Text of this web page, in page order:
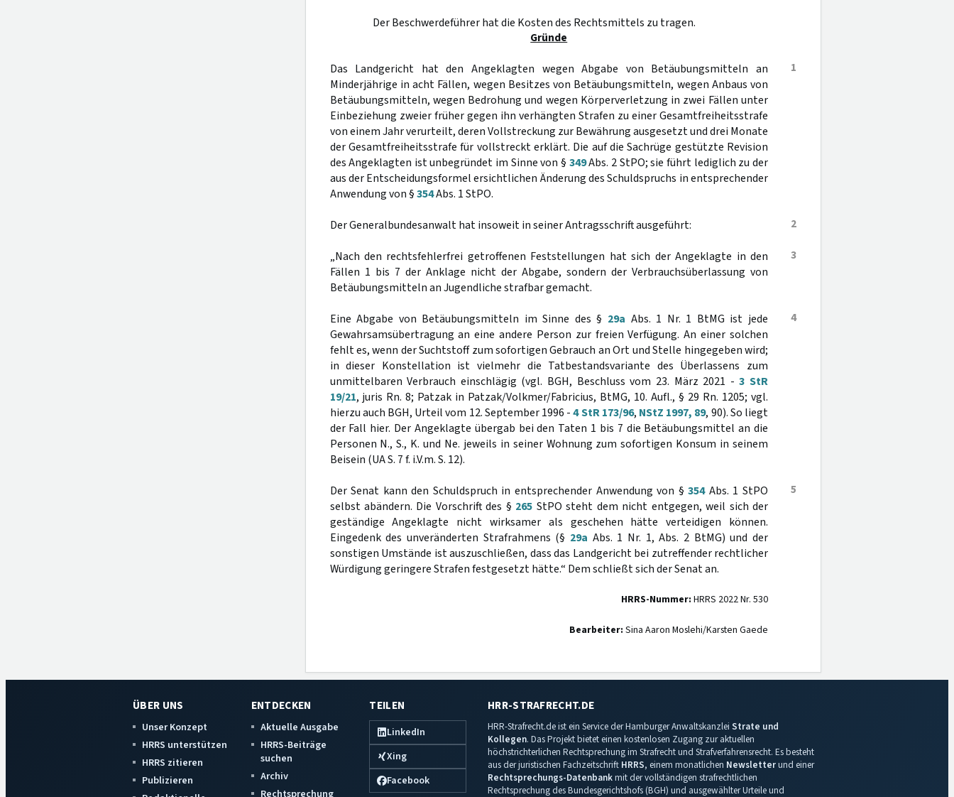
Der Beschwerdeführer hat die Kosten des Rechtsmittels zu tragen.
Gründe
1
Das Landgericht hat den Angeklagten wegen Abgabe von Betäubungsmitteln an
Minderjährige in acht Fällen, wegen Besitzes von Betäubungsmitteln, wegen Anbaus von
Betäubungsmitteln, wegen Bedrohung und wegen Körperverletzung in zwei Fällen unter
Einbeziehung zweier früher gegen ihn verhängten Strafen zu einer Gesamtfreiheitsstrafe
von einem Jahr verurteilt, deren Vollstreckung zur Bewährung ausgesetzt und drei Monate
der Gesamtfreiheitsstrafe für vollstreckt erklärt. Die auf die Sachrüge gestützte Revision
des Angeklagten ist unbegründet im Sinne von § 349Abs. 2 StPO; sie führt lediglich zu der
aus der Entscheidungsformel ersichtlichen Änderung des Schuldspruchs in entsprechender
Anwendung von §354Abs. 1 StPO.
2
Der Generalbundesanwalt hat insoweit in seiner Antragsschrift ausgeführt:
3
„Nach den rechtsfehlerfrei getroffenen Feststellungen hat sich der Angeklagte in den
Fällen 1 bis 7 der Anklage nicht der Abgabe, sondern der Verbrauchsüberlassung von
Betäubungsmitteln an Jugendliche strafbar gemacht.
4
Eine Abgabe von Betäubungsmitteln im Sinne des § 29a Abs. 1 Nr. 1 BtMG ist jede
Gewahrsamsübertragung an eine andere Person zur freien Verfügung. An einer solchen
fehlt es, wenn der Suchtstoff zum sofortigen Gebrauch an Ort und Stelle hingegeben wird;
in dieser Konstellation ist vielmehr die Tatbestandsvariante des Überlassens zum
unmittelbaren Verbrauch einschlägig (vgl. BGH, Beschluss vom 23. März 2021 -3 StR
19/21, juris Rn. 8; Patzak in Patzak/Volkmer/Fabricius, BtMG, 10. Aufl., § 29 Rn. 1205; vgl.
hierzu auch BGH, Urteil vom 12. September 1996 -4 StR 173/96, NStZ 1997, 89, 90). So liegt
der Fall hier. Der Angeklagte übergab bei den Taten 1 bis 7 die Betäubungsmittel an die
Personen N., S., K. und Ne. jeweils in seiner Wohnung zum sofortigen Konsum in seinem
Beisein (UA S. 7 f. i.V.m. S. 12).
5
Der Senat kann den Schuldspruch in entsprechender Anwendung von §354Abs. 1 StPO
selbst abändern. Die Vorschrift des § 265 StPO steht dem nicht entgegen, weil sich der
geständige Angeklagte nicht wirksamer als geschehen hätte verteidigen können.
Eingedenk des unveränderten Strafrahmens (§ 29a Abs. 1 Nr. 1, Abs. 2 BtMG) und der
sonstigen Umstände ist auszuschließen, dass das Landgericht bei zutreffender rechtlicher
Würdigung geringere Strafen festgesetzt hätte.“ Dem schließt sich der Senat an.
HRRS-Nummer: HRRS 2022 Nr. 530
Bearbeiter: Sina Aaron Moslehi/Karsten Gaede
ÜBER UNS
Unser Konzept
HRRS unterstützen
HRRS zitieren
Publizieren
ENTDECKEN
Aktuelle Ausgabe
HRRS-Beiträge
suchen
Archiv
Rechtsprechung
TEILEN
LinkedIn
Xing
Facebook
HRR-STRAFRECHT.DE
HRR-Strafrecht.de ist ein Service der Hamburger Anwaltskanzlei Strate und
Kollegen. Das Projekt bietet einen kostenlosen Zugang zur aktuellen
höchstrichterlichen Rechtsprechung im Strafrecht und Strafverfahrensrecht. Es besteht
aus der juristischen Fachzeitschrift HRRS, einem monatlichen Newsletterund einer
Rechtsprechungs-Datenbankmit der vollständigen strafrechtlichen
Rechtsprechung des Bundesgerichtshofs (BGH) und ausgewählter Urteile und